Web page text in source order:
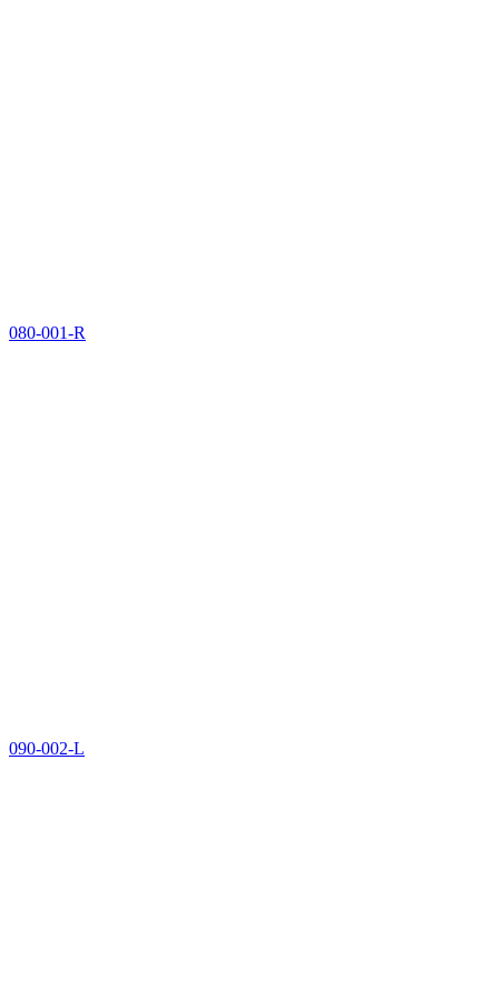
080-001-R
090-002-L